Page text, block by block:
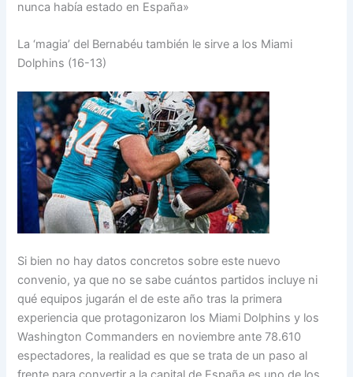
nunca había estado en España»
La ‘magia’ del Bernabéu también le sirve a los Miami
Dolphins (16-13)
Si bien no hay datos concretos sobre este nuevo
convenio, ya que no se sabe cuántos partidos incluye ni
qué equipos jugarán el de este año tras la primera
experiencia que protagonizaron los Miami Dolphins y los
Washington Commanders en noviembre ante 78.610
espectadores, la realidad es que se trata de un paso al